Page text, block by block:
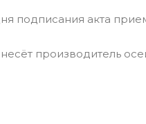
акта приема
производитель